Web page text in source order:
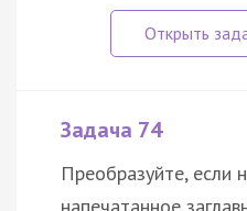
Задача 74
Преобразуйте, если